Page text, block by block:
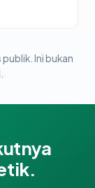
Ini bukan